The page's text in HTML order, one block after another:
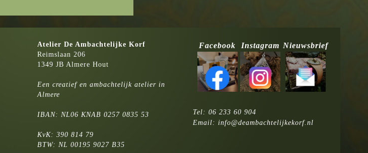
Atelier De Ambachtelijke Korf
Reimslaan 206
1349 JB Almere Hout
Een creatief en ambachtelijk atelier in
Almere
IBAN: NL06 KNAB 0257 0835 53
KvK: 390 814 79
BTW: NL 00195 9027 B35
Facebook Instagram Nieuwsbrief
Tel: 06 233 60 904
Email: info@deambachtelijkekorf.nl